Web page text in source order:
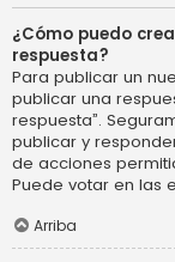
¿Cómo puedo
respuesta?
Para publicar un
publicar una
respuesta”.
publicar y
de acciones
Puede votar en las
Arriba